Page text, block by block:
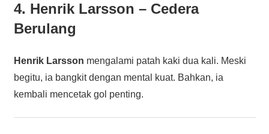
4. Henrik Larsson – Cedera
Berulang
Henrik Larsson mengalami patah kaki dua kali. Meski
begitu, ia bangkit dengan mental kuat. Bahkan, ia
kembali mencetak gol penting.